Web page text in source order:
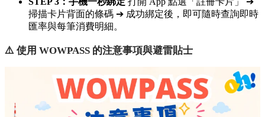
掃描卡片背面的條碼 ➔ 成功綁定後，即可隨時查詢即時
匯率與每筆消費明細。
⚠️ 使用 WOWPASS 的注意事項與避雷貼士